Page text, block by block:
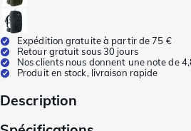
Expédition gratuite à partir de 75 €
Retour gratuit sous 30 jours
Nos clients nous donnent une note de
Produit en stock, livraison rapide
Description